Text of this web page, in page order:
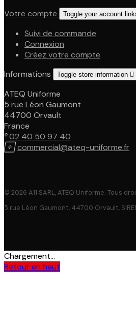
Votre compte
Toggle your account
Suivi de commande
Connexion
Créez votre compte
Informations
Toggle store information 
ATEQ Uniforme
5 rue Léon Gaumont
44700 Orvault
France
02 40 50 97 40
commercial@ateq-uniforme.fr
© 2026 A11 SARL, ATEQ Uniforme. Tous
5 rue Léon Gaumont, 44700 Orvault,
Chargement...
Retour en haut